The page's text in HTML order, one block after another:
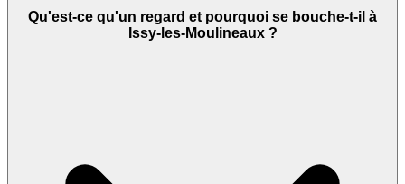
Qu'est-ce qu'un regard et pourquoi se bouche-t-il à
Issy-les-Moulineaux ?